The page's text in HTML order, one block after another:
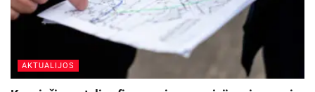
AKTUALIJOS